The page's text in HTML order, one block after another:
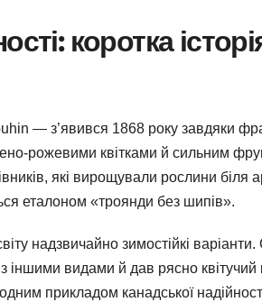
коротка
— з’явився 1868 року завдяки
рожевими квітками й сильним
які вирощували рослини біля
еталоном «троянди без шипів».
надзвичайно зимостійкі
видами й дав рясно квітучий
прикладом канадської